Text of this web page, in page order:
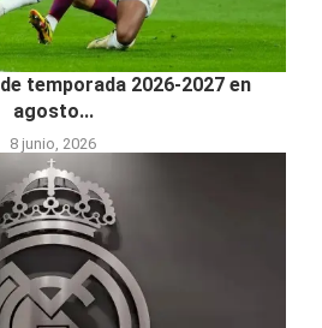
temporada 2026-2027 en
agosto...
8 junio, 2026